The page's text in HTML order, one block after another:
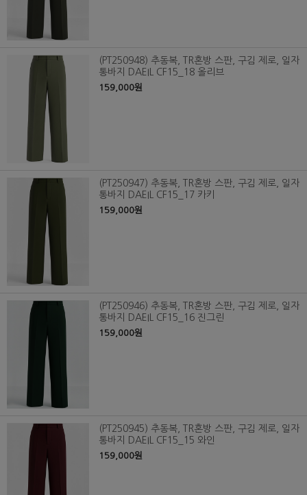
(PT250948) 추동복, TR혼방 스판, 구김 제로, 일자
통바지 DAEIL CF15_18 올리브
159,000원
(PT250947) 추동복, TR혼방 스판, 구김 제로, 일자
통바지 DAEIL CF15_17 카키
159,000원
(PT250946) 추동복, TR혼방 스판, 구김 제로, 일자
통바지 DAEIL CF15_16 진그린
159,000원
(PT250945) 추동복, TR혼방 스판, 구김 제로, 일자
통바지 DAEIL CF15_15 와인
159,000원